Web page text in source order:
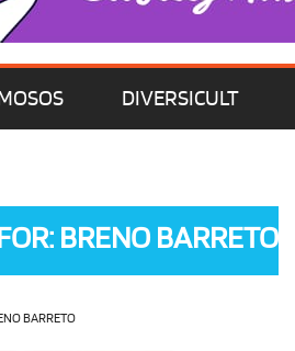
DIVERSICULT
EU QUERO!
BRENO BARRETO
BARRETO